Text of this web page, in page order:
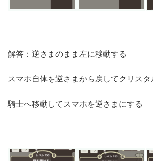
解答：逆さまのまま左に移動する
スマホ自体を逆さまから戻してクリスタ
騎士へ移動してスマホを逆さまにする